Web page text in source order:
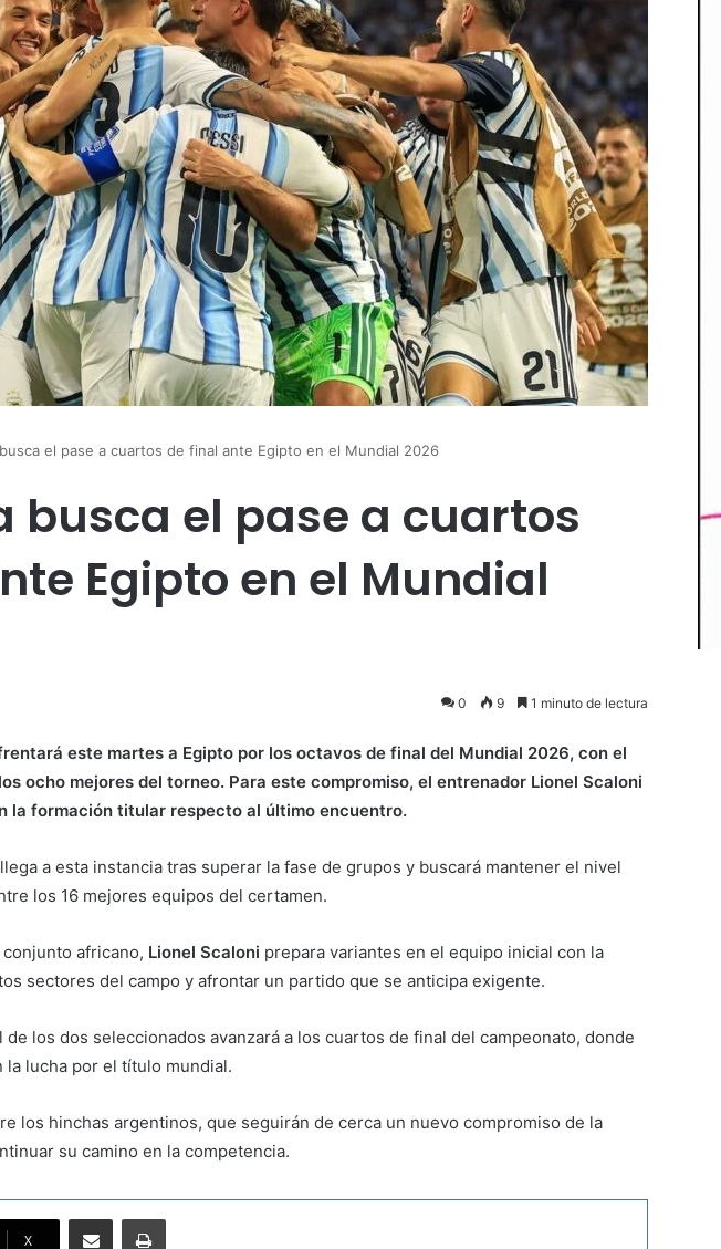
el pase a cuartos de final ante Egipto en el Mundial 2026
busca el pase a cuartos
Egipto en el Mundial
0 9 1 minuto de lectura
este martes a Egipto por los octavos de final del Mundial 2026, con el
ocho mejores del torneo. Para este compromiso, el entrenador Lionel Scaloni
la formación titular respecto al último encuentro.
a esta instancia tras superar la fase de grupos y buscará mantener el nivel
los 16 mejores equipos del certamen.
africano, Lionel Scaloni prepara variantes en el equipo inicial con la
sectores del campo y afrontar un partido que se anticipa exigente.
los dos seleccionados avanzará a los cuartos de final del campeonato, donde
lucha por el título mundial.
los hinchas argentinos, que seguirán de cerca un nuevo compromiso de la
su camino en la competencia.
X